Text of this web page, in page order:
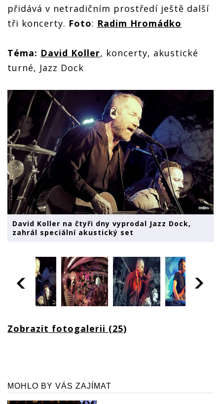
přidává v netradičním prostředí ještě další
tři koncerty. Foto: Radim Hromádko
Téma: David Koller, koncerty, akustické
turné, Jazz Dock
David Koller na čtyři dny vyprodal Jazz Dock,
zahrál speciální akustický set
Zobrazit fotogalerii (25)
MOHLO BY VÁS ZAJÍMAT